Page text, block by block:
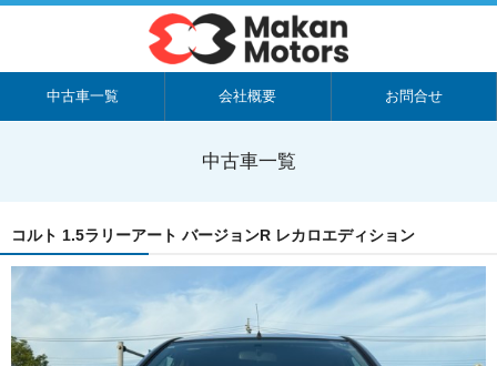
中古車一覧 会社概要 お問合せ
中古車一覧
コルト 1.5ラリーアート バージョンR レカロエディション